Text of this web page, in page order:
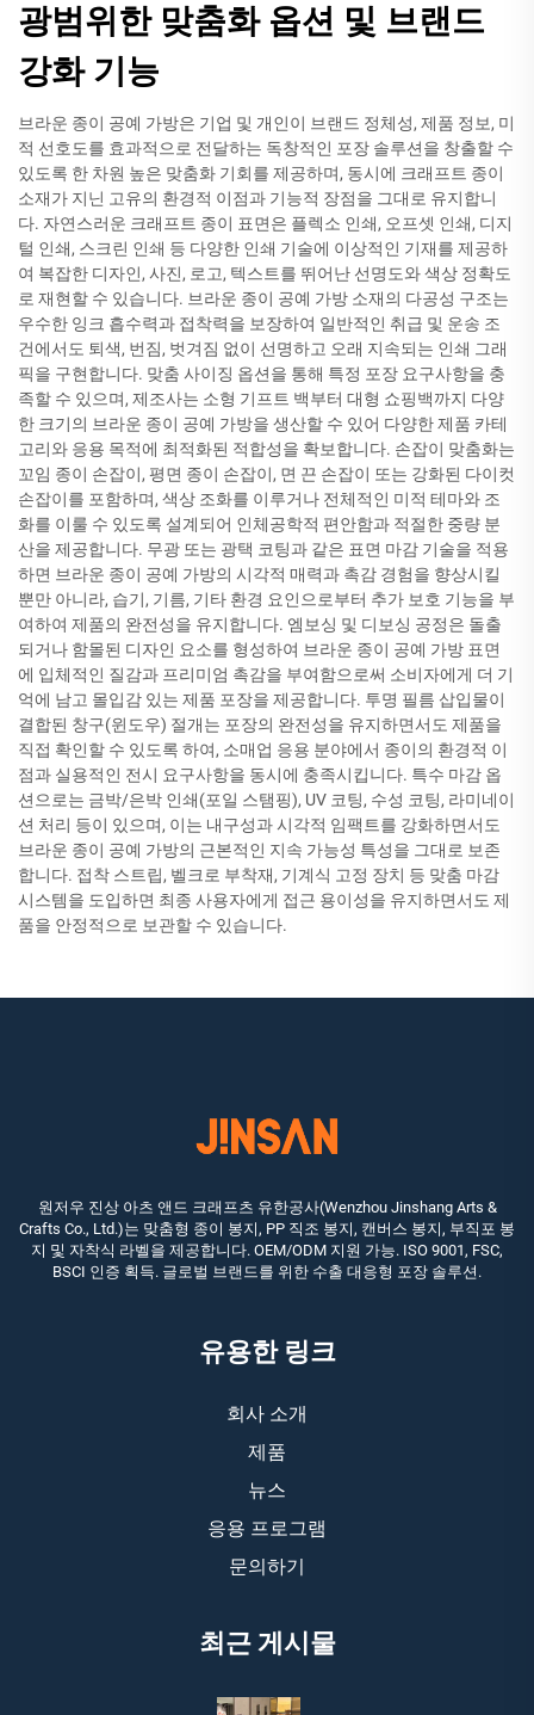
광범위한 맞춤화 옵션 및 브랜드
강화 기능
브라운 종이 공예 가방은 기업 및 개인이 브랜드 정체성, 제품 정보, 미
적 선호도를 효과적으로 전달하는 독창적인 포장 솔루션을 창출할 수
있도록 한 차원 높은 맞춤화 기회를 제공하며, 동시에 크래프트 종이
소재가 지닌 고유의 환경적 이점과 기능적 장점을 그대로 유지합니
다. 자연스러운 크래프트 종이 표면은 플렉소 인쇄, 오프셋 인쇄, 디지
털 인쇄, 스크린 인쇄 등 다양한 인쇄 기술에 이상적인 기재를 제공하
여 복잡한 디자인, 사진, 로고, 텍스트를 뛰어난 선명도와 색상 정확도
로 재현할 수 있습니다. 브라운 종이 공예 가방 소재의 다공성 구조는
우수한 잉크 흡수력과 접착력을 보장하여 일반적인 취급 및 운송 조
건에서도 퇴색, 번짐, 벗겨짐 없이 선명하고 오래 지속되는 인쇄 그래
픽을 구현합니다. 맞춤 사이징 옵션을 통해 특정 포장 요구사항을 충
족할 수 있으며, 제조사는 소형 기프트 백부터 대형 쇼핑백까지 다양
한 크기의 브라운 종이 공예 가방을 생산할 수 있어 다양한 제품 카테
고리와 응용 목적에 최적화된 적합성을 확보합니다. 손잡이 맞춤화는
꼬임 종이 손잡이, 평면 종이 손잡이, 면 끈 손잡이 또는 강화된 다이컷
손잡이를 포함하며, 색상 조화를 이루거나 전체적인 미적 테마와 조
화를 이룰 수 있도록 설계되어 인체공학적 편안함과 적절한 중량 분
산을 제공합니다. 무광 또는 광택 코팅과 같은 표면 마감 기술을 적용
하면 브라운 종이 공예 가방의 시각적 매력과 촉감 경험을 향상시킬
뿐만 아니라, 습기, 기름, 기타 환경 요인으로부터 추가 보호 기능을 부
여하여 제품의 완전성을 유지합니다. 엠보싱 및 디보싱 공정은 돌출
되거나 함몰된 디자인 요소를 형성하여 브라운 종이 공예 가방 표면
에 입체적인 질감과 프리미엄 촉감을 부여함으로써 소비자에게 더 기
억에 남고 몰입감 있는 제품 포장을 제공합니다. 투명 필름 삽입물이
결합된 창구(윈도우) 절개는 포장의 완전성을 유지하면서도 제품을
직접 확인할 수 있도록 하여, 소매업 응용 분야에서 종이의 환경적 이
점과 실용적인 전시 요구사항을 동시에 충족시킵니다. 특수 마감 옵
션으로는 금박/은박 인쇄(포일 스탬핑), UV 코팅, 수성 코팅, 라미네이
션 처리 등이 있으며, 이는 내구성과 시각적 임팩트를 강화하면서도
브라운 종이 공예 가방의 근본적인 지속 가능성 특성을 그대로 보존
합니다. 접착 스트립, 벨크로 부착재, 기계식 고정 장치 등 맞춤 마감
시스템을 도입하면 최종 사용자에게 접근 용이성을 유지하면서도 제
품을 안정적으로 보관할 수 있습니다.
원저우 진상 아츠 앤드 크래프츠 유한공사(Wenzhou Jinshang Arts &
Crafts Co., Ltd.)는 맞춤형 종이 봉지, PP 직조 봉지, 캔버스 봉지, 부직포 봉
지 및 자착식 라벨을 제공합니다. OEM/ODM 지원 가능. ISO 9001, FSC,
BSCI 인증 획득. 글로벌 브랜드를 위한 수출 대응형 포장 솔루션.
유용한 링크
회사 소개
제품
뉴스
응용 프로그램
문의하기
최근 게시물